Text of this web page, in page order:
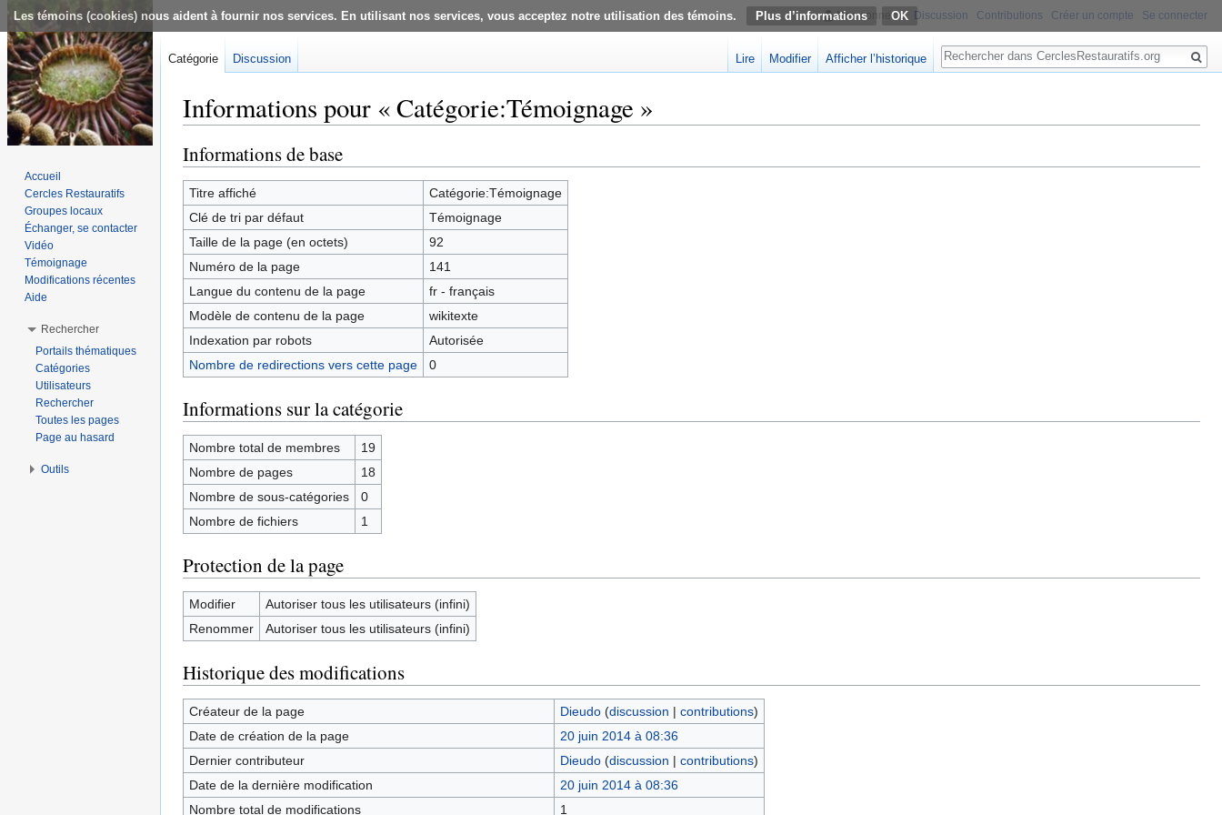
Les témoins (cookies) nous aident à fournir nos services. En utilisant nos services, vous acceptez notre utilisation des témoins. Plus d’informations
Informations pour « Catégorie:Témoignage »
Informations de base
Titre affiché
Catégorie:Témoignage
Clé de tri par défaut
Témoignage
Taille de la page (en octets)
92
Numéro de la page
141
Langue du contenu de la page
fr - français
Modèle de contenu de la page
wikitexte
Indexation par robots
Autorisée
Nombre de redirections vers cette page
0
Informations sur la catégorie
Nombre total de membres
19
Nombre de pages
18
Nombre de sous-catégories
0
Nombre de fichiers
1
Protection de la page
Modifier
Autoriser tous les utilisateurs (infini)
Renommer
Autoriser tous les utilisateurs (infini)
Historique des modifications
Créateur de la page Dieudo (discussion | contributions)
Date de création de la page
20 juin 2014 à 08:36
Dernier contributeur
Dieudo (discussion | contributions)
Date de la dernière modification
20 juin 2014 à 08:36
Nombre total de modifications
1
Non connecté Discussion Contributions Créer un compte Se connecter
Catégorie Discussion Lire Modifier Afficher l’historique
Rechercher
Accueil
Cercles Restauratifs
Groupes locaux
Échanger, se contacter
Vidéo
Témoignage
Modifications récentes
Aide
Rechercher
Portails thématiques
Catégories
Utilisateurs
Rechercher
Toutes les pages
Page au hasard
Outils